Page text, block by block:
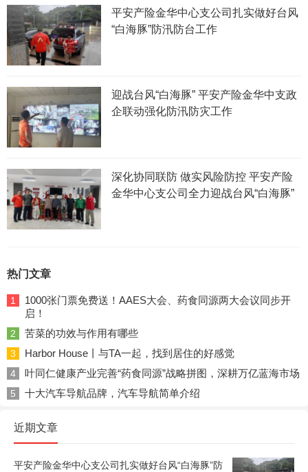
平安产险金华中心支公司扎实做好台风
“白海豚”防汛防台工作
迎战台风“白海豚” 平安产险金华中支政
企联动强化防汛防灾工作
深化协同联防 做实风险防控 平安产险
金华中心支公司全力迎战台风“白海豚”
热门文章
1
1000张门票免费送！AAES大会、药食同源两大会议同步开
启！
2 苦菜的功效与作用有哪些
3 Harbor House丨与TA一起，找到居住的好感觉
4 叶同仁健康产业完善“药食同源”战略拼图，深耕万亿蓝海市场
5 十大汽车导航品牌，汽车导航简单介绍
近期文章
平安产险金华中心支公司扎实做好台风“白海豚”防